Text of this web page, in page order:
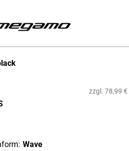
zzgl. 78,99 €
Wave